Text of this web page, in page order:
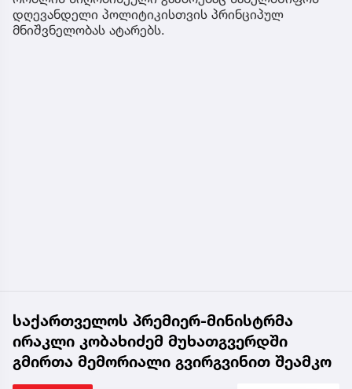
დღევანდელი პოლიტიკისთვის პრინციპულ
მნიშვნელობას ატარებს.
საქართველოს პრემიერ-მინისტრმა
ირაკლი კობახიძემ მუხათგვერდში
გმირთა მემორიალი გვირგვინით შეამკო